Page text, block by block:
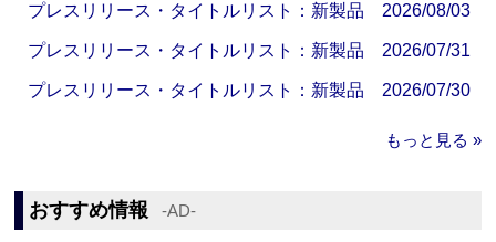
プレスリリース・タイトルリスト：新製品 2026/08/03
プレスリリース・タイトルリスト：新製品 2026/07/31
プレスリリース・タイトルリスト：新製品 2026/07/30
もっと見る »
おすすめ情報 ‐AD‐